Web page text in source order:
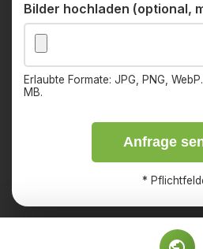
Bilder hochladen (optional,
Erlaubte Formate: JPG, PNG,
MB.
Anfrage
*